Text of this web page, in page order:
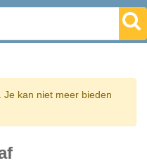
Je kan niet meer bieden